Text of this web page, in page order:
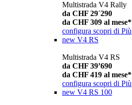
Multistrada V4 Rally
da CHF 29´290
da CHF 309 al mese*
configura scopri di Più
new V4 RS
Multistrada V4 RS
da CHF 39’690
da CHF 419 al mese*
configura scopri di Più
new V4 RS 100